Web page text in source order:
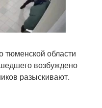
тюменской области
возбуждено
разыскивают.